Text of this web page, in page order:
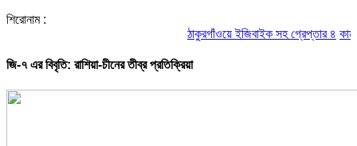
শিরোনাম :
ঠাকুরগাঁওয়ে ইজিবাইক সহ গ্রেপ্তার ৪
জি-৭ এর বিবৃতি: রাশিয়া-চীনের তীব্র প্রতিক্রিয়া